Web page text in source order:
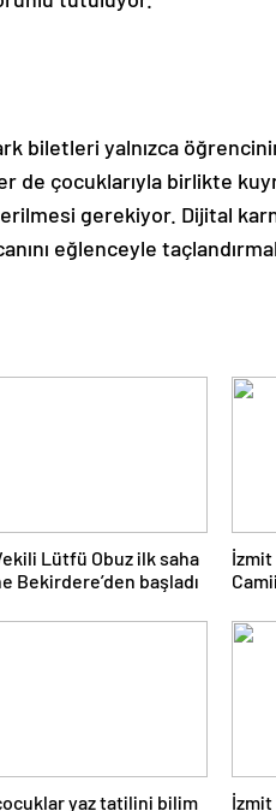
biletleri yalnızca
de çocuklarıyla birlikte
gerekiyor. Dijital
eğlenceyle
Lütfü Obuz ilk saha
Bekirdere’den başladı
yaz tatilini bilim